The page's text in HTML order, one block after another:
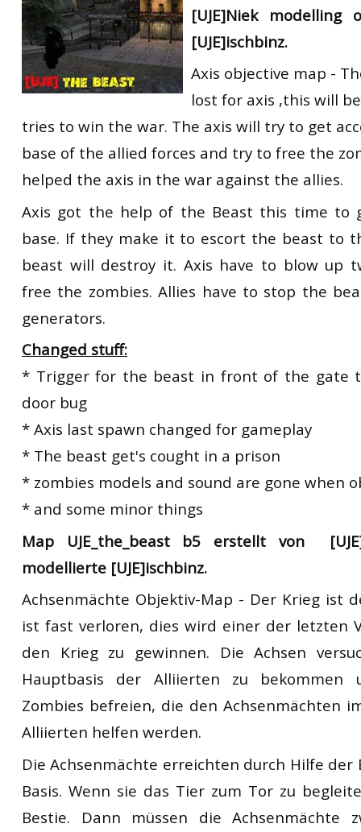
ET:QW Movies
DB Misc
DB Movies
Wolfenstein Movies
ET Scene
ET:QW Scene
DB Scene
General News
Game News
Game Movies
PC Hard + Software
RtCW Feintuning
[UJE]Niek
[UJE]ischbinz.
Axis objective map -
lost for axis ,this will
tries to win the war. The axis will try to get
base of the allied forces and try to free the
helped the axis in the war against the allies.
Axis got the help of the Beast this time to
base. If they make it to escort the beast to
beast will destroy it. Axis have to blow up
free the zombies. Allies have to stop the
generators.
Changed stuff:
* Trigger for the beast in front of the gate
door bug
* Axis last spawn changed for gameplay
* The beast get's cought in a prison
* zombies models and sound are gone when
* and some minor things
Map UJE_the_beast b5 erstellt von
modellierte [UJE]ischbinz.
Achsenmächte Objektiv-Map - Der Krieg ist
ist fast verloren, dies wird einer der letzten
den Krieg zu gewinnen. Die Achsen
Hauptbasis der Alliierten zu bekommen
Zombies befreien, die den Achsenmächten
Alliierten helfen werden.
Die Achsenmächte erreichten durch Hilfe der
Basis. Wenn sie das Tier zum Tor zu
Bestie. Dann müssen die Achsenmächte